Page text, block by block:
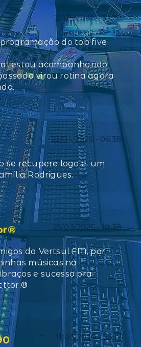
12/05/2026 • 20:20
do top five
estou acompanhando
virou rotina agora
22/04/2026 • 06:38
se recupere logo e, um
Rodrigues.
25/03/2026 • 10:38
da Vertsul FM, por
músicas na
e sucesso pra
11/03/2026 • 06:17